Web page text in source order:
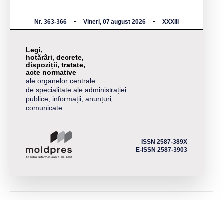
Nr. 363-366 Vineri, 07 august 2026 XXXIII
Legi,
hotărâri, decrete,
dispoziții, tratate,
acte normative
ale organelor centrale
de specialitate ale administrației
publice, informații, anunțuri,
comunicate
ISSN 2587-389X
E-ISSN 2587-3903